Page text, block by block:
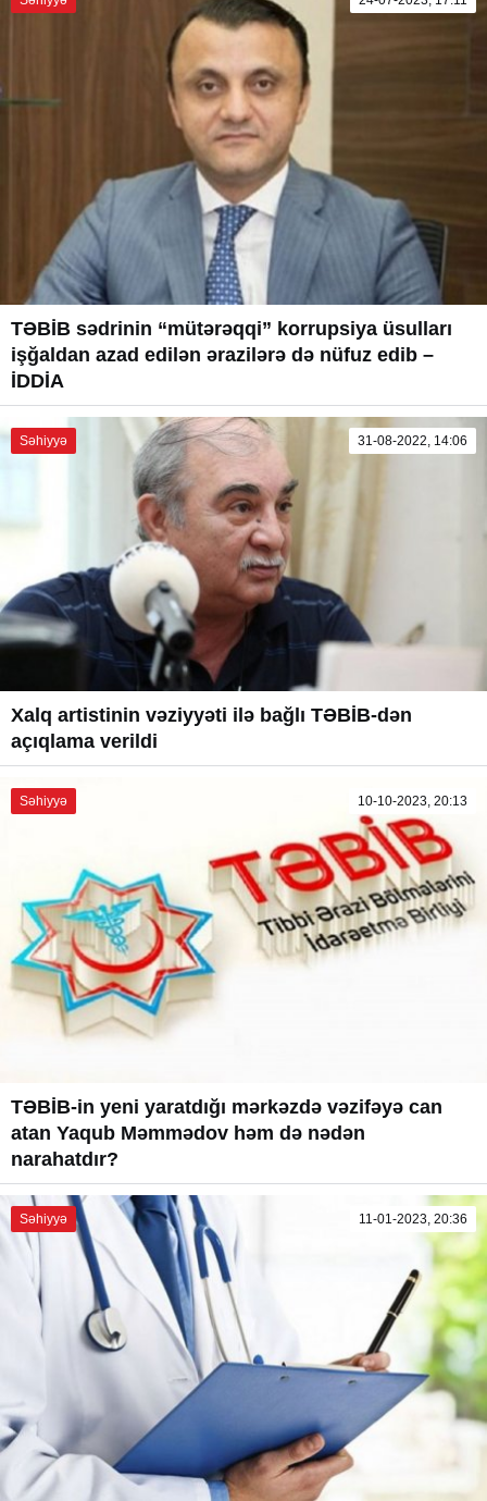
TƏBİB sədrinin “mütərəqqi” korrupsiya üsulları
işğaldan azad edilən ərazilərə də nüfuz edib –
İDDİA
Səhiyyə 31-08-2022, 14:06
Xalq artistinin vəziyyəti ilə bağlı TƏBİB-dən
açıqlama verildi
Səhiyyə 10-10-2023, 20:13
TƏBİB-in yeni yaratdığı mərkəzdə vəzifəyə can
atan Yaqub Məmmədov həm də nədən
narahatdır?
Səhiyyə 11-01-2023, 20:36